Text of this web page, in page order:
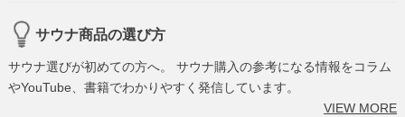
サウナ商品の選び方
サウナ選びが初めての方へ。 サウナ購入の参考になる情報をコラム
やYouTube、書籍でわかりやすく発信しています。
VIEW MORE